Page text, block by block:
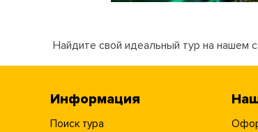
Найдите свой идеальный тур на нашем
Информация
Поиск тура